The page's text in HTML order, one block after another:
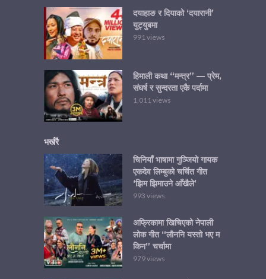
दयाहाङ र दियाको ‘दयारानी’
युट्युबमा
991 views
हिमाली कथा “मन्त्र” — प्रेम,
संघर्ष र सुन्दरता एकै पर्दामा
1,011 views
भर्खरै
चिनियाँ भाषामा गुञ्जियो गायक
एकदेव लिम्बुको चर्चित गीत
‘झिम झिमाउने आँखैले’
993 views
अफ्रिकामा खिचिएको नेपाली
लोक गीत “लौननि यस्तो भए म
किन” चर्चामा
979 views